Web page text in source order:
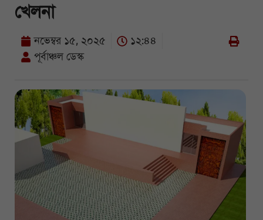
খেলনা
নভেম্বর ১৫, ২০২৫
১২:৪৪
পূর্বাঞ্চল ডেস্ক